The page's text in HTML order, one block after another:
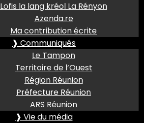
Lofis la lang kréol La Rényon
Azenda.re
Ma contribution écrite
❱ Communiqués
Le Tampon
Territoire de l’Ouest
Région Réunion
Préfecture Réunion
ARS Réunion
❱ Vie du média